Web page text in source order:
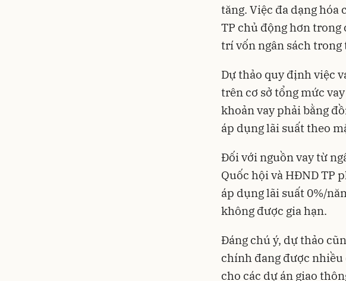
tăng. Việc đa dạng hóa
TP chủ động hơn
trí vốn ngân sách trong
Dự thảo quy định việc
trên cơ sở tổng mức
khoản vay phải bằng
áp dụng lãi suất theo
Đối với nguồn vay từ
Quốc hội và HĐND TP
áp dụng lãi suất 0%/
không được gia hạn.
Đáng chú ý, dự thảo
chính đang được nhiều
cho các dự án giao